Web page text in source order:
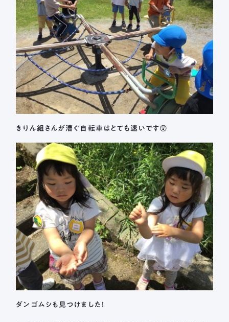
きりん組さんが漕ぐ自転車はとても速いです😲
ダンゴムシも見つけました！